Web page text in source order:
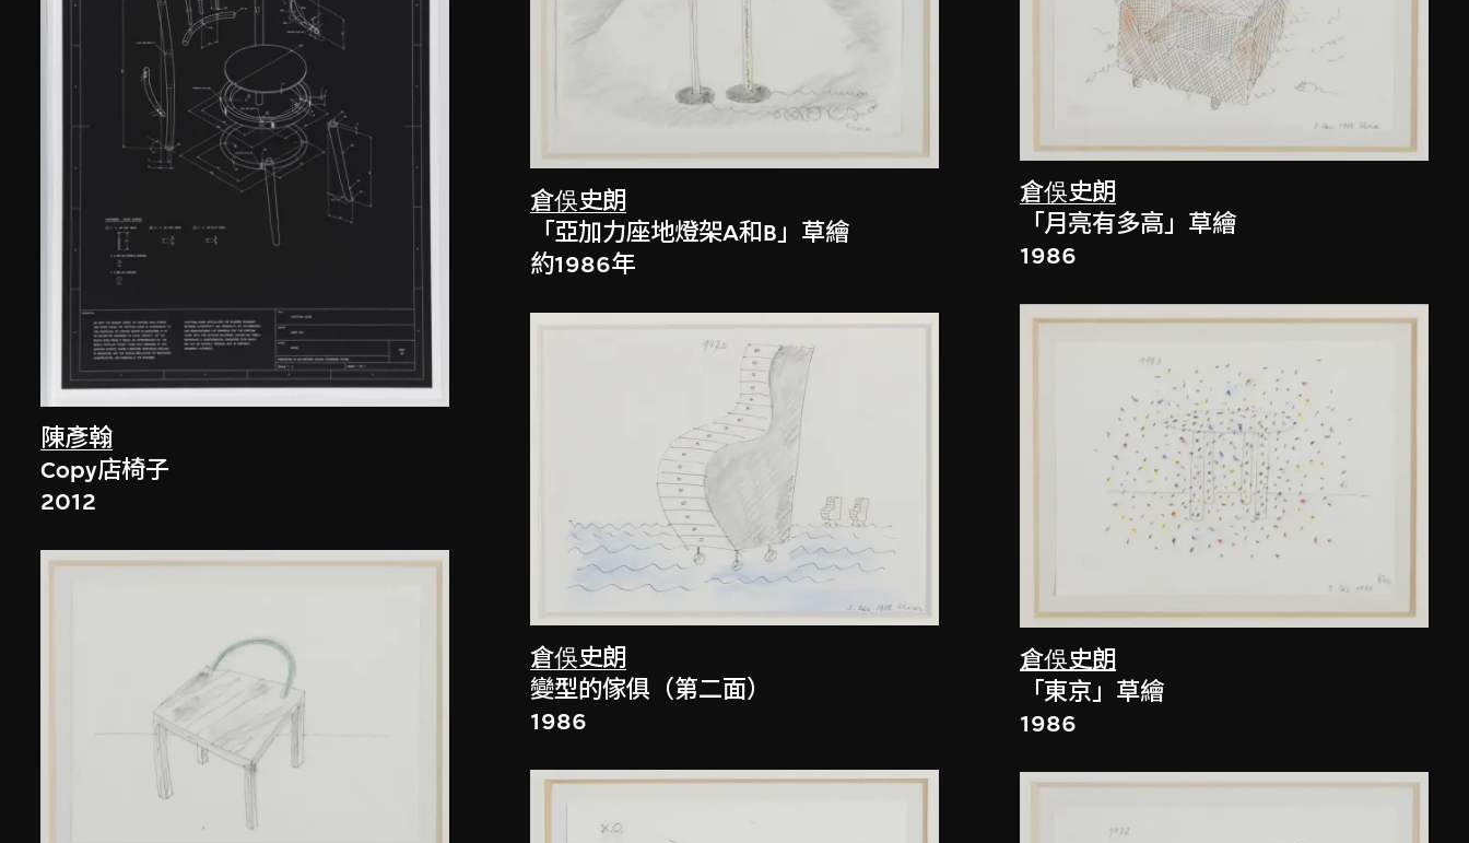
陳彥翰
Copy店椅子
2012
倉俁史朗
「亞加力座地燈架A和B」草繪
約1986年
倉俁史朗
變型的傢俱（第二面）
1986
倉俁史朗
「月亮有多高」草繪
1986
倉俁史朗
「東京」草繪
1986